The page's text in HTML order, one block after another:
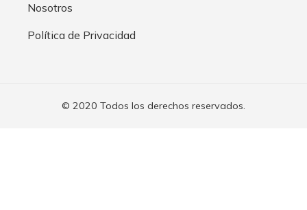
Nosotros
Política de Privacidad
© 2020 Todos los derechos reservados.